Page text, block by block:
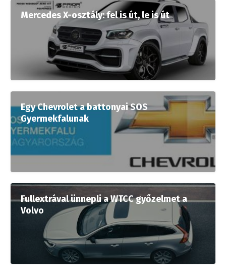
Mercedes X-osztály: fel is út, le is út
Egy Chevrolet a battonyai SOS
Gyermekfalunak
Fullextrával ünnepli a WTCC győzelmet a
Volvo